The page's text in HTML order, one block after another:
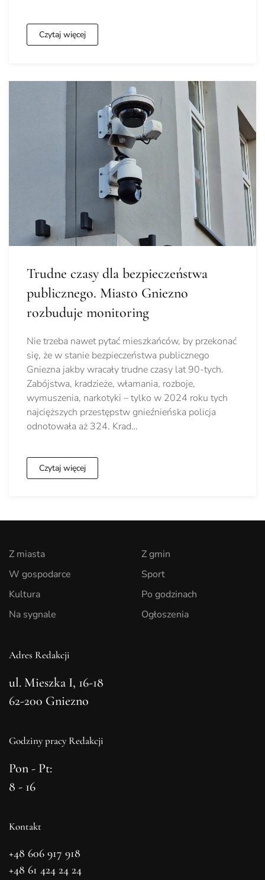
Czytaj więcej
Trudne czasy dla bezpieczeństwa
publicznego. Miasto Gniezno
rozbuduje monitoring
Nie trzeba nawet pytać mieszkańców, by przekonać
się, że w stanie bezpieczeństwa publicznego
Gniezna jakby wracały trudne czasy lat 90-tych.
Zabójstwa, kradzieże, włamania, rozboje,
wymuszenia, narkotyki – tylko w 2024 roku tych
najcięższych przestępstw gnieźnieńska policja
odnotowała aż 324. Krad…
Czytaj więcej
Z miasta
W gospodarce
Kultura
Na sygnale
Z gmin
Sport
Po godzinach
Ogłoszenia
Adres Redakcji
ul. Mieszka I, 16-18
62-200 Gniezno
Godziny pracy Redakcji
Pon - Pt:
8 - 16
Kontakt
+48 606 917 918
+48 61 424 24 24